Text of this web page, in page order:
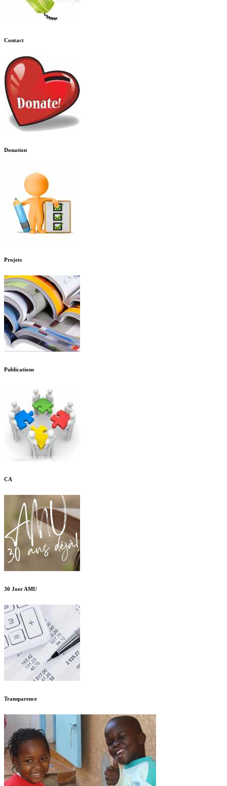
Contact
Donation
Projets
Publications
CA
30 Joer AMU
Transparence